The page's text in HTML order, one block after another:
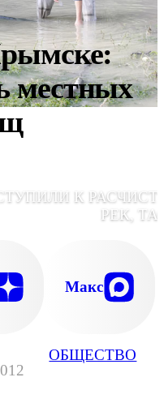
ОБЩЕСТВО
местных
К
РЕК,
Макс